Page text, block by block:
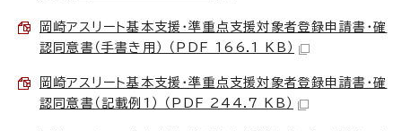
岡崎アスリート基本支援・準重点支援対象者登録申請書・確
認同意書（手書き用） （PDF 166.1 KB）
岡崎アスリート基本支援・準重点支援対象者登録申請書・確
認同意書（記載例1） （PDF 244.7 KB）